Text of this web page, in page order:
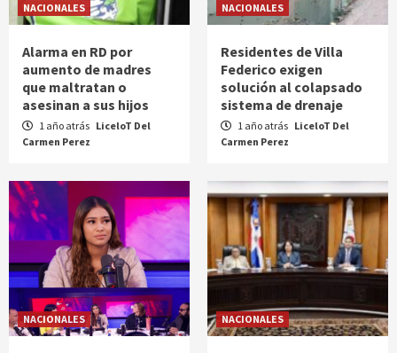
NACIONALES
Alarma en RD por
aumento de madres
que maltratan o
asesinan a sus hijos
1 año atrás LiceloT Del
Carmen Perez
NACIONALES
Residentes de Villa
Federico exigen
solución al colapsado
sistema de drenaje
1 año atrás LiceloT Del
Carmen Perez
NACIONALES NACIONALES